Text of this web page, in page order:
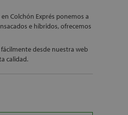
en Colchón Exprés ponemos a
e híbridos, ofrecemos
desde nuestra web
calidad.